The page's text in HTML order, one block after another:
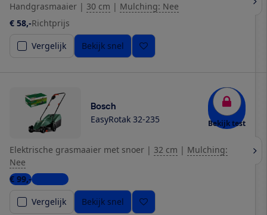
Handgrasmaaier | 30 cm | Mulching: Nee
€ 58,-Richtprijs
Vergelijk
Bekijk snel
Bosch
EasyRotak 32-235 Bekijk test
Elektrische grasmaaier met snoer | 32 cm | Mulching:
Nee
€ 99,-4 winkels
Vergelijk
Bekijk snel